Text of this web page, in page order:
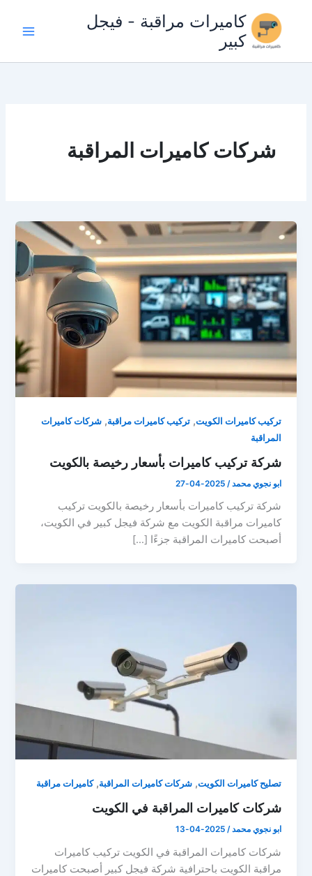
المحتوى
كاميرات مراقبة - فيجل
كبير
شركات كاميرات المراقبة
تركيب كاميرات الكويت,تركيب كاميرات مراقبة,شركات كاميرات
المراقبة
شركة تركيب كاميرات بأسعار رخيصة بالكويت
ابو نجوي محمد/
2025-04-27
شركة تركيب كاميرات بأسعار رخيصة بالكويت تركيب
كاميرات مراقبة الكويت مع شركة فيجل كبير في الكويت،
أصبحت كاميرات المراقبة جزءًا […]
تصليح كاميرات الكويت,شركات كاميرات المراقبة,كاميرات مراقبة
شركات كاميرات المراقبة في الكويت
ابو نجوي محمد/
2025-04-13
شركات كاميرات المراقبة في الكويت تركيب كاميرات
مراقبة الكويت باحترافية شركة فيجل كبير أصبحت كاميرات